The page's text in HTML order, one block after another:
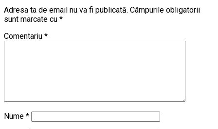
Adresa ta de email nu va fi publicată. Câmpurile obligatorii
sunt marcate cu *
Comentariu *
Nume *